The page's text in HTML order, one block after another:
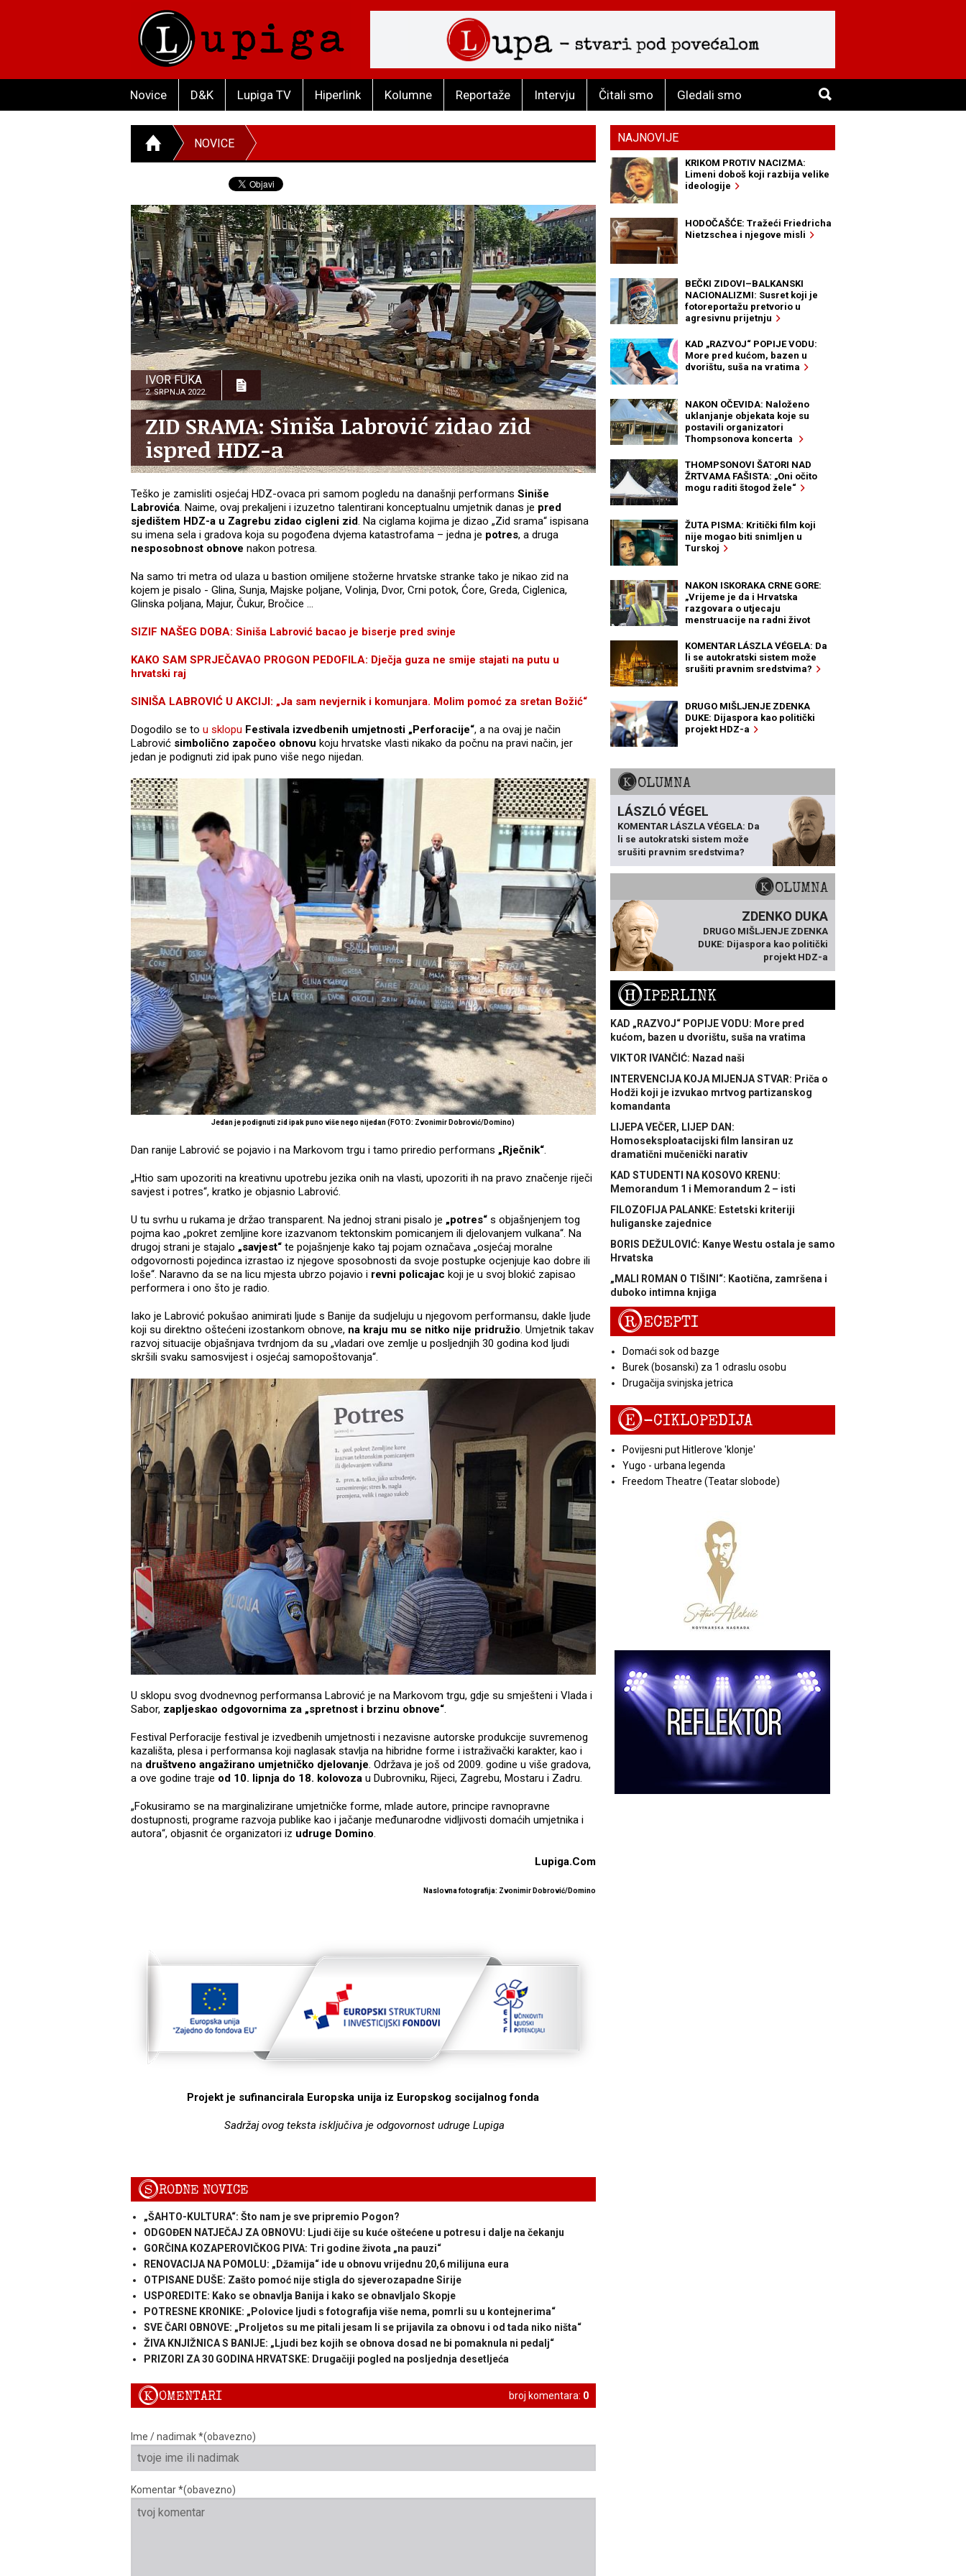
Novice D&K Lupiga TV Hiperlink Kolumne Reportaže Intervju Čitali smo Gledali smo
NOVICE
IVOR FUKA
2. SRPNJA 2022.
ZID SRAMA: Siniša Labrović zidao zid
ispred HDZ-a
Teško je zamisliti osjećaj HDZ-ovaca pri samom pogledu na današnji performans Siniše
Labrovića. Naime, ovaj prekaljeni i izuzetno talentirani konceptualnu umjetnik danas je pred
sjedištem HDZ-a u Zagrebu zidao cigleni zid. Na ciglama kojima je dizao „Zid srama“ ispisana
su imena sela i gradova koja su pogođena dvjema katastrofama – jedna je potres, a druga
nesposobnost obnove nakon potresa.
Na samo tri metra od ulaza u bastion omiljene stožerne hrvatske stranke tako je nikao zid na
kojem je pisalo - Glina, Sunja, Majske poljane, Volinja, Dvor, Crni potok, Ćore, Greda, Ciglenica,
Glinska poljana, Majur, Čukur, Bročice …
SIZIF NAŠEG DOBA: Siniša Labrović bacao je biserje pred svinje
KAKO SAM SPRJEČAVAO PROGON PEDOFILA: Dječja guza ne smije stajati na putu u
hrvatski raj
SINIŠA LABROVIĆ U AKCIJI: „Ja sam nevjernik i komunjara. Molim pomoć za sretan Božić“
Dogodilo se to u sklopu Festivala izvedbenih umjetnosti „Perforacije“, a na ovaj je način
Labrović simbolično započeo obnovu koju hrvatske vlasti nikako da počnu na pravi način, jer
jedan je podignuti zid ipak puno više nego nijedan.
Jedan je podignuti zid ipak puno više nego nijedan (FOTO: Zvonimir Dobrović/Domino)
Dan ranije Labrović se pojavio i na Markovom trgu i tamo priredio performans „Rječnik“.
„Htio sam upozoriti na kreativnu upotrebu jezika onih na vlasti, upozoriti ih na pravo značenje riječi
savjest i potres“, kratko je objasnio Labrović.
U tu svrhu u rukama je držao transparent. Na jednoj strani pisalo je „potres“ s objašnjenjem tog
pojma kao „pokret zemljine kore izazvanom tektonskim pomicanjem ili djelovanjem vulkana“. Na
drugoj strani je stajalo „savjest“ te pojašnjenje kako taj pojam označava „osjećaj moralne
odgovornosti pojedinca izrastao iz njegove sposobnosti da svoje postupke ocjenjuje kao dobre ili
loše“. Naravno da se na licu mjesta ubrzo pojavio i revni policajac koji je u svoj blokić zapisao
performera i ono što je radio.
Iako je Labrović pokušao animirati ljude s Banije da sudjeluju u njegovom performansu, dakle ljude
koji su direktno oštećeni izostankom obnove, na kraju mu se nitko nije pridružio. Umjetnik takav
razvoj situacije objašnjava tvrdnjom da su „vladari ove zemlje u posljednjih 30 godina kod ljudi
skršili svaku samosvijest i osjećaj samopoštovanja“.
U sklopu svog dvodnevnog performansa Labrović je na Markovom trgu, gdje su smješteni i Vlada i
Sabor, zapljeskao odgovornima za „spretnost i brzinu obnove“.
Festival Perforacije festival je izvedbenih umjetnosti i nezavisne autorske produkcije suvremenog
kazališta, plesa i performansa koji naglasak stavlja na hibridne forme i istraživački karakter, kao i
na društveno angažirano umjetničko djelovanje. Održava je još od 2009. godine u više gradova,
a ove godine traje od 10. lipnja do 18. kolovoza u Dubrovniku, Rijeci, Zagrebu, Mostaru i Zadru.
„Fokusiramo se na marginalizirane umjetničke forme, mlade autore, principe ravnopravne
dostupnosti, programe razvoja publike kao i jačanje međunarodne vidljivosti domaćih umjetnika i
autora“, objasnit će organizatori iz udruge Domino.
Lupiga.Com
Naslovna fotografija: Zvonimir Dobrović/Domino
Projekt je sufinancirala Europska unija iz Europskog socijalnog fonda
Sadržaj ovog teksta isključiva je odgovornost udruge Lupiga
SRODNE NOVICE
„ŠAHTO-KULTURA“: Što nam je sve pripremio Pogon?
ODGOĐEN NATJEČAJ ZA OBNOVU: Ljudi čije su kuće oštećene u potresu i dalje na čekanju
GORČINA KOZAPEROVIČKOG PIVA: Tri godine života „na pauzi“
RENOVACIJA NA POMOLU: „Džamija“ ide u obnovu vrijednu 20,6 milijuna eura
OTPISANE DUŠE: Zašto pomoć nije stigla do sjeverozapadne Sirije
USPOREDITE: Kako se obnavlja Banija i kako se obnavljalo Skopje
POTRESNE KRONIKE: „Polovice ljudi s fotografija više nema, pomrli su u kontejnerima“
SVE ČARI OBNOVE: „Proljetos su me pitali jesam li se prijavila za obnovu i od tada niko ništa“
ŽIVA KNJIŽNICA S BANIJE: „Ljudi bez kojih se obnova dosad ne bi pomaknula ni pedalj“
PRIZORI ZA 30 GODINA HRVATSKE: Drugačiji pogled na posljednja desetljeća
broj komentara: 0
KOMENTARI
Ime / nadimak *(obavezno)
Komentar *(obavezno)
NAJNOVIJE
KRIKOM PROTIV NACIZMA:
Limeni doboš koji razbija velike
ideologije
HODOČAŠĆE: Tražeći Friedricha
Nietzschea i njegove misli
BEČKI ZIDOVI–BALKANSKI
NACIONALIZMI: Susret koji je
fotoreportažu pretvorio u
agresivnu prijetnju
KAD „RAZVOJ“ POPIJE VODU:
More pred kućom, bazen u
dvorištu, suša na vratima
NAKON OČEVIDA: Naloženo
uklanjanje objekata koje su
postavili organizatori
Thompsonova koncerta
THOMPSONOVI ŠATORI NAD
ŽRTVAMA FAŠISTA: „Oni očito
mogu raditi štogod žele“
ŽUTA PISMA: Kritički film koji
nije mogao biti snimljen u
Turskoj
NAKON ISKORAKA CRNE GORE:
„Vrijeme je da i Hrvatska
razgovara o utjecaju
menstruacije na radni život
KOMENTAR LÁSZLA VÉGELA: Da
li se autokratski sistem može
srušiti pravnim sredstvima?
DRUGO MIŠLJENJE ZDENKA
DUKE: Dijaspora kao politički
projekt HDZ-a
KOLUMNA
LÁSZLÓ VÉGEL
KOMENTAR LÁSZLA VÉGELA: Da
li se autokratski sistem može
srušiti pravnim sredstvima?
KOLUMNA
ZDENKO DUKA
DRUGO MIŠLJENJE ZDENKA
DUKE: Dijaspora kao politički
projekt HDZ-a
HIPERLINK
KAD „RAZVOJ“ POPIJE VODU: More pred
kućom, bazen u dvorištu, suša na vratima
VIKTOR IVANČIĆ: Nazad naši
INTERVENCIJA KOJA MIJENJA STVAR: Priča o
Hodži koji je izvukao mrtvog partizanskog
komandanta
LIJEPA VEČER, LIJEP DAN:
Homoseksploatacijski film lansiran uz
dramatični mučenički narativ
KAD STUDENTI NA KOSOVO KRENU:
Memorandum 1 i Memorandum 2 – isti
FILOZOFIJA PALANKE: Estetski kriteriji
huliganske zajednice
BORIS DEŽULOVIĆ: Kanye Westu ostala je samo
Hrvatska
„MALI ROMAN O TIŠINI“: Kaotična, zamršena i
duboko intimna knjiga
RECEPTI
Domaći sok od bazge
Burek (bosanski) za 1 odraslu osobu
Drugačija svinjska jetrica
E-CIKLOPEDIJA
Povijesni put Hitlerove 'klonje'
Yugo - urbana legenda
Freedom Theatre (Teatar slobode)